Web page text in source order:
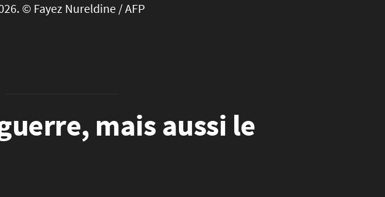
© Fayez Nureldine / AFP
mais aussi le